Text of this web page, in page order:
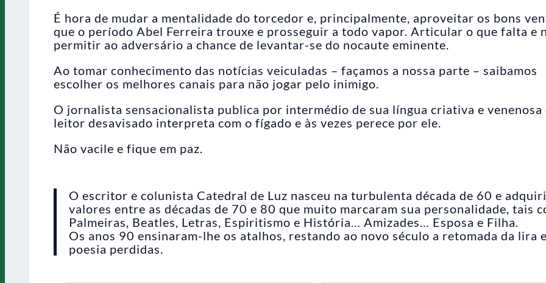
É hora de mudar a mentalidade do torcedor e, principalmente, aproveitar os bons
que o período Abel Ferreira trouxe e prosseguir a todo vapor. Articular o que falta e
permitir ao adversário a chance de levantar-se do nocaute eminente.
Ao tomar conhecimento das notícias veiculadas – façamos a nossa parte – saibamos
escolher os melhores canais para não jogar pelo inimigo.
O jornalista sensacionalista publica por intermédio de sua língua criativa e venenosa
leitor desavisado interpreta com o fígado e às vezes perece por ele.
Não vacile e fique em paz.
O escritor e colunista Catedral de Luz nasceu na turbulenta década de 60 e
valores entre as décadas de 70 e 80 que muito marcaram sua personalidade, tais
Palmeiras, Beatles, Letras, Espiritismo e História… Amizades… Esposa e Filha.
Os anos 90 ensinaram-lhe os atalhos, restando ao novo século a retomada da lira e
poesia perdidas.